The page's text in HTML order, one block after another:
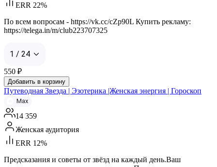
ERR 22%
По всем вопросам - https://vk.cc/cZp90L Купить рекламу:
https://telega.in/m/club223707325
1 / 24
550 ₽
Добавить в корзину
Путеводная Звезда | Эзотерика |Женская энергия | Гороскоп
Max
14 359
Женская аудитория
ERR 12%
Предсказания и советы от звёзд на каждый день.Ваш